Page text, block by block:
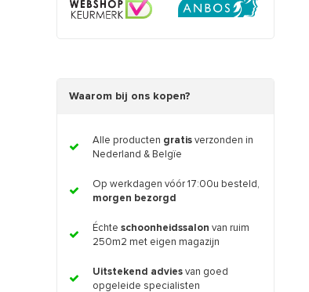
Waarom bij ons kopen?
Alle producten gratis verzonden in
Nederland & Belgïe
Op werkdagen vóór 17:00u besteld,
morgen bezorgd
Échte schoonheidssalon van ruim
250m2 met eigen magazijn
Uitstekend advies van goed
opgeleide specialisten